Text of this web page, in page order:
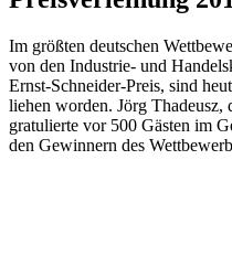
Im größten deutschen
von den Industrie- und
Ernst-Schneider-Preis, sind
lie­hen worden. Jörg Thadeusz,
gratulierte vor 500 Gästen im
den Gewinnern des